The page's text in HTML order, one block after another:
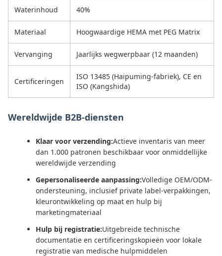
Waterinhoud 40%
Materiaal Hoogwaardige HEMA met PEG Matrix
Vervanging Jaarlijks wegwerpbaar (12 maanden)
Certificeringen
ISO 13485 (Haipuming-fabriek), CE en
ISO (Kangshida)
Wereldwijde B2B-diensten
Klaar voor verzending:Actieve inventaris van meer
dan 1.000 patronen beschikbaar voor onmiddellijke
wereldwijde verzending
Gepersonaliseerde aanpassing:Volledige OEM/ODM-
ondersteuning, inclusief private label-verpakkingen,
kleurontwikkeling op maat en hulp bij
marketingmateriaal
Hulp bij registratie:Uitgebreide technische
documentatie en certificeringskopieën voor lokale
registratie van medische hulpmiddelen